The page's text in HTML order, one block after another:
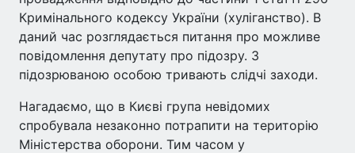
Кримінального кодексу України (хуліганство). В
даний час розглядається питання про можливе
повідомлення депутату про підозру. З
підозрюваною особою тривають слідчі заходи.
Нагадаємо, що в Києві група невідомих
спробувала незаконно потрапити на територію
Міністерства оборони. Тим часом у